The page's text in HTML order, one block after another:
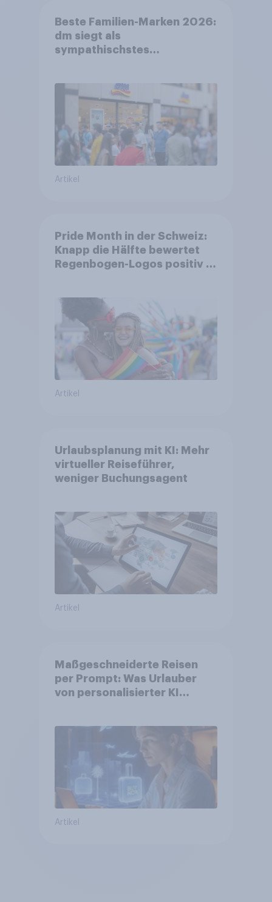
Beste Familien-Marken 2026:
dm siegt als
sympathischstes
Artikel
Pride Month in der Schweiz:
Knapp die Hälfte bewertet
Regenbogen-Logos positiv –
Artikel
Urlaubsplanung mit KI: Mehr
virtueller Reiseführer,
weniger Buchungsagent
Artikel
Maßgeschneiderte Reisen
per Prompt: Was Urlauber
von personalisierter KI
bereits genutzt werden
Artikel